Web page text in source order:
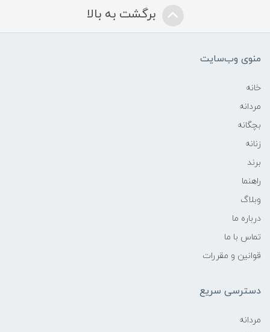
برگشت به بالا
منوی وب‌سایت
خانه
مردانه
بچگانه
زنانه
برند
راهنما
وبلاگ
درباره ما
تماس با ما
قوانین و مقررات
دسترسی سریع
مردانه